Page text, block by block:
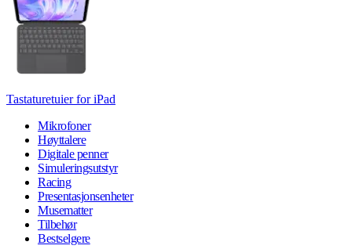
Tastaturetuier for iPad
Mikrofoner
Høyttalere
Digitale penner
Simuleringsutstyr
Racing
Presentasjonsenheter
Musematter
Tilbehør
Bestselgere